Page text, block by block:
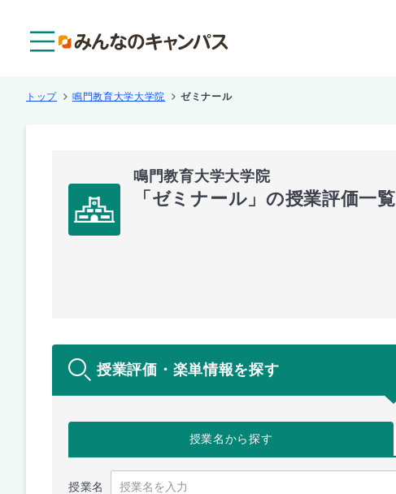
トップ 鳴門教育大学大学院 ゼミナール
鳴門教育大学大学院
「ゼミナール」の授業評価一覧
授業評価・楽単情報を探す
授業名から探す
授業名